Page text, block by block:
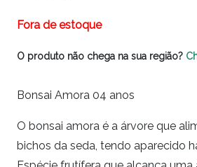
Fora de estoque
O produto não chega na sua região?
Bonsai Amora 04 anos
O bonsai amora é a árvore que
bichos da seda, tendo aparecido